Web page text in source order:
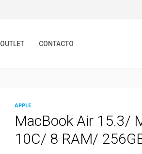
OUTLET CONTACTO
APPLE
MacBook Air 15.3/
10C/ 8 RAM/